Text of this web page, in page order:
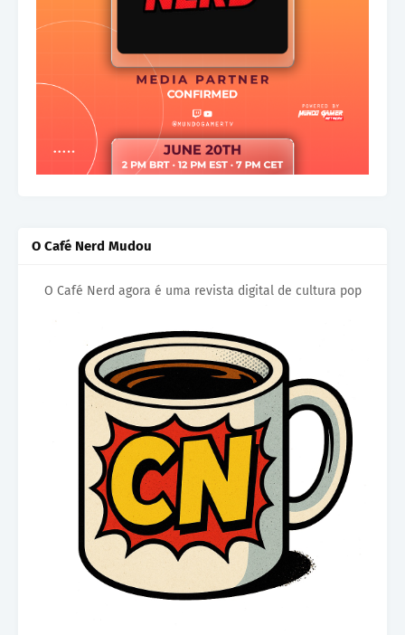
O Café Nerd Mudou
O Café Nerd agora é uma revista digital de cultura pop